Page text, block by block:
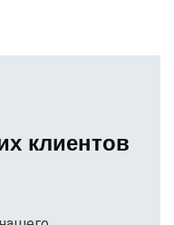
клиентов